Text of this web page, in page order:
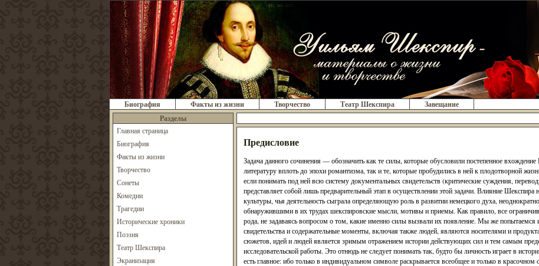
Биография Факты из жизни Творчество Театр Шекспира Завещание
Разделы
Главная страница
Биография
Факты из жизни
Творчество
Сонеты
Комедии
Трагедии
Исторические хроники
Поэзия
Театр Шекспира
Экранизация
Предисловие
Задача данного сочинения — обозначить как те силы, которые обусловили постепенное
литературу вплоть до эпохи романтизма, так и те, которые пробудились в ней к плодотворной
если понимать под ней всю систему документальных свидетельств (критические суждения,
представляет собой лишь предварительный этап в осуществлении этой задачи. Влияние
культуры, чья деятельность сыграла определяющую роль в развитии немецкого духа,
обнаружившими в их трудах шекспировские мысли, мотивы и приемы. Как правило, все
рода, не задаваясь вопросом о том, какие именно силы вызвали их появление. Мы же попытаемся
свидетельства и содержательные моменты, включая также людей, являются носителями и
сюжетов, идей и людей является зримым отражением истории действующих сил и тем самым
исследовательской работы. Это отнюдь не следует понимать так, будто бы личность играет в
есть главное: ибо только в индивидуальном символе раскрывается всеобщее и только в